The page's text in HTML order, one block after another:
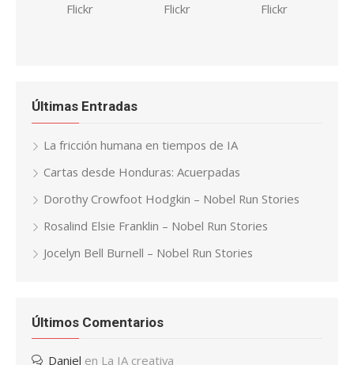
Últimas Entradas
La fricción humana en tiempos de IA
Cartas desde Honduras: Acuerpadas
Dorothy Crowfoot Hodgkin – Nobel Run Stories
Rosalind Elsie Franklin – Nobel Run Stories
Jocelyn Bell Burnell – Nobel Run Stories
Últimos Comentarios
Daniel en La IA creativa